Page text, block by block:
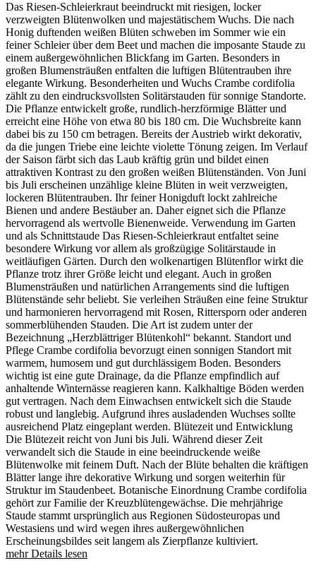
Das Riesen-Schleierkraut beeindruckt mit riesigen, locker
verzweigten Blütenwolken und majestätischem Wuchs. Die nach
Honig duftenden weißen Blüten schweben im Sommer wie ein
feiner Schleier über dem Beet und machen die imposante Staude zu
einem außergewöhnlichen Blickfang im Garten. Besonders in
großen Blumensträußen entfalten die luftigen Blütentrauben ihre
elegante Wirkung. Besonderheiten und Wuchs Crambe cordifolia
zählt zu den eindrucksvollsten Solitärstauden für sonnige Standorte.
Die Pflanze entwickelt große, rundlich-herzförmige Blätter und
erreicht eine Höhe von etwa 80 bis 180 cm. Die Wuchsbreite kann
dabei bis zu 150 cm betragen. Bereits der Austrieb wirkt dekorativ,
da die jungen Triebe eine leichte violette Tönung zeigen. Im Verlauf
der Saison färbt sich das Laub kräftig grün und bildet einen
attraktiven Kontrast zu den großen weißen Blütenständen. Von Juni
bis Juli erscheinen unzählige kleine Blüten in weit verzweigten,
lockeren Blütentrauben. Ihr feiner Honigduft lockt zahlreiche
Bienen und andere Bestäuber an. Daher eignet sich die Pflanze
hervorragend als wertvolle Bienenweide. Verwendung im Garten
und als Schnittstaude Das Riesen-Schleierkraut entfaltet seine
besondere Wirkung vor allem als großzügige Solitärstaude in
weitläufigen Gärten. Durch den wolkenartigen Blütenflor wirkt die
Pflanze trotz ihrer Größe leicht und elegant. Auch in großen
Blumensträußen und natürlichen Arrangements sind die luftigen
Blütenstände sehr beliebt. Sie verleihen Sträußen eine feine Struktur
und harmonieren hervorragend mit Rosen, Rittersporn oder anderen
sommerblühenden Stauden. Die Art ist zudem unter der
Bezeichnung „Herzblättriger Blütenkohl“ bekannt. Standort und
Pflege Crambe cordifolia bevorzugt einen sonnigen Standort mit
warmem, humosem und gut durchlässigem Boden. Besonders
wichtig ist eine gute Drainage, da die Pflanze empfindlich auf
anhaltende Winternässe reagieren kann. Kalkhaltige Böden werden
gut vertragen. Nach dem Einwachsen entwickelt sich die Staude
robust und langlebig. Aufgrund ihres ausladenden Wuchses sollte
ausreichend Platz eingeplant werden. Blütezeit und Entwicklung
Die Blütezeit reicht von Juni bis Juli. Während dieser Zeit
verwandelt sich die Staude in eine beeindruckende weiße
Blütenwolke mit feinem Duft. Nach der Blüte behalten die kräftigen
Blätter lange ihre dekorative Wirkung und sorgen weiterhin für
Struktur im Staudenbeet. Botanische Einordnung Crambe cordifolia
gehört zur Familie der Kreuzblütengewächse. Die mehrjährige
Staude stammt ursprünglich aus Regionen Südosteuropas und
Westasiens und wird wegen ihres außergewöhnlichen
Erscheinungsbildes seit langem als Zierpflanze kultiviert.
mehr Details lesen